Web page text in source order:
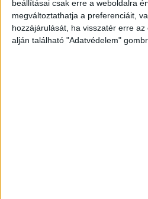
beállításai csak erre a weboldalra
megváltoztathatja a preferenciáit,
hozzájárulását, ha visszatér erre
alján található "Adatvédelem"